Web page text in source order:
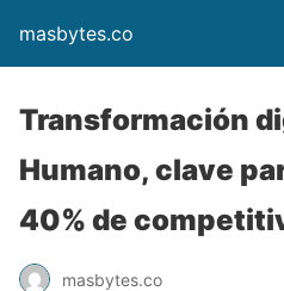
masbytes.co
Transformación
Humano, clave
40% de
masbytes.co